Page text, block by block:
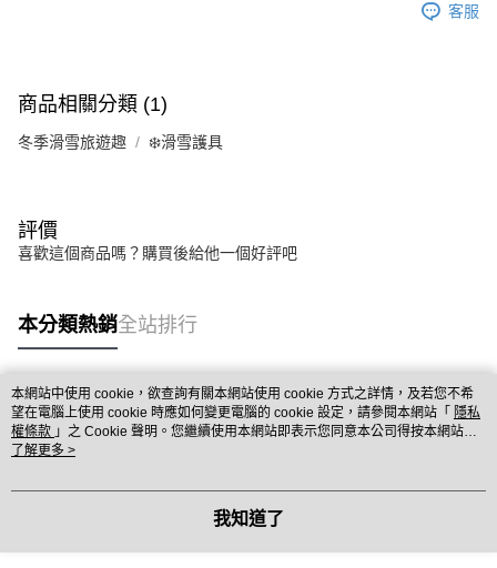
客服
商品相關分類 (1)
冬季滑雪旅遊趣 ❄️滑雪護具
評價
喜歡這個商品嗎？購買後給他一個好評吧
本分類熱銷全站排行
熱門標籤
本網站中使用 cookie，欲查詢有關本網站使用 cookie 方式之詳情，及若您不希
望在電腦上使用 cookie 時應如何變更電腦的 cookie 設定，請參閱本網站「 隱私
權條款 」之 Cookie 聲明。您繼續使用本網站即表示您同意本公司得按本網站使
用條款之 Cookie 聲明使用 cookie。
了解更多 >
我知道了